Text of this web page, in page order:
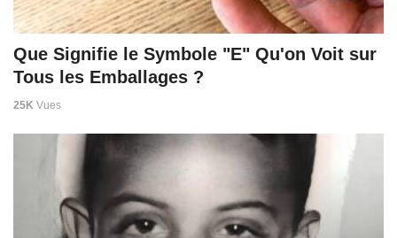
Que Signifie le Symbole "E" Qu'on Voit sur
Tous les Emballages ?
25K Vues